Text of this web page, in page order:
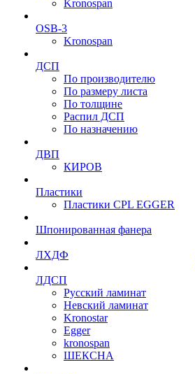
Kronospan
OSB-3
Kronospan
ДСП
По производителю
По размеру листа
По толщине
Распил ДСП
По назначению
ДВП
КИРОВ
Пластики
Пластики CPL EGGER
Шпонированная фанера
ЛХДФ
ЛДСП
Русский ламинат
Невский ламинат
Kronostar
Egger
kronospan
ШЕКСНА